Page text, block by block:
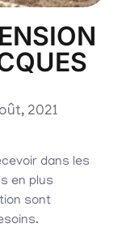
2021
dans les
en plus
sont